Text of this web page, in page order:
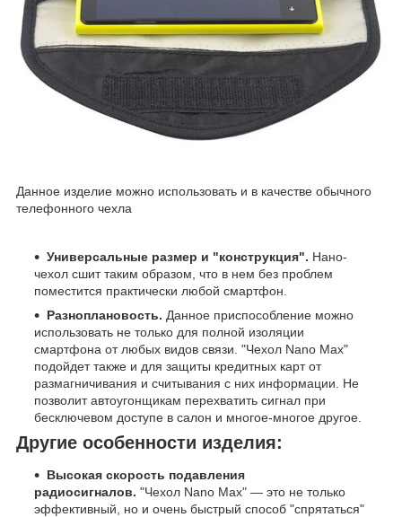
Данное изделие можно использовать и в качестве обычного
телефонного чехла
Универсальные размер и "конструкция". Нано-
чехол сшит таким образом, что в нем без проблем
поместится практически любой смартфон.
Разноплановость. Данное приспособление можно
использовать не только для полной изоляции
смартфона от любых видов связи. "Чехол Nano Max"
подойдет также и для защиты кредитных карт от
размагничивания и считывания с них информации. Не
позволит автоугонщикам перехватить сигнал при
бесключевом доступе в салон и многое-многое другое.
Другие особенности изделия:
Высокая скорость подавления
радиосигналов. "Чехол Nano Max" — это не только
эффективный, но и очень быстрый способ "спрятаться"